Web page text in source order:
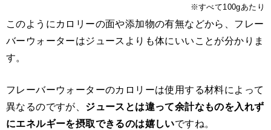
※すべて100gあたり
このようにカロリーの面や添加物の有無などから、フレー
バーウォーターはジュースよりも体にいいことが分かりま
す。
フレーバーウォーターのカロリーは使用する材料によって
異なるのですが、 ジュースとは違って余計なものを入れず
にエネルギーを摂取できるのは嬉しいですね。